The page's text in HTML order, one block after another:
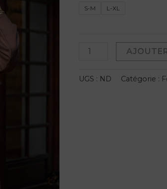
S-M L-XL
UGS : ND Catégorie :